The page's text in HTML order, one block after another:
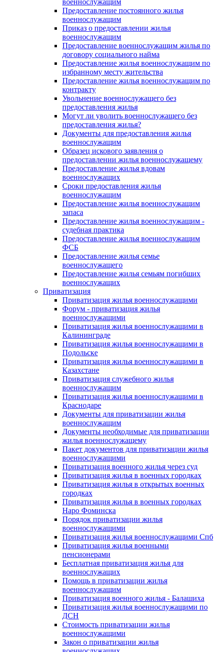
военнослужащим
Предоставление постоянного жилья
военнослужащим
Приказ о предоставлении жилья
военнослужащим
Предоставление военнослужащим жилья по
договору социального найма
Предоставление жилья военнослужащим по
избранному месту жительства
Предоставление жилья военнослужащим по
контракту
Увольнение военнослужащего без
предоставления жилья
Могут ли уволить военнослужащего без
предоставления жилья?
Документы для предоставления жилья
военнослужащим
Образец искового заявления о
предоставлении жилья военнослужащему
Предоставление жилья вдовам
военнослужащих
Сроки предоставления жилья
военнослужащим
Предоставление жилья военнослужащим
запаса
Предоставление жилья военнослужащим -
судебная практика
Предоставление жилья военнослужащим
ФСБ
Предоставление жилья семье
военнослужащего
Предоставление жилья семьям погибших
военнослужащих
Приватизация
Приватизация жилья военнослужащими
Форум - приватизация жилья
военнослужащими
Приватизация жилья военнослужащими в
Калининграде
Приватизация жилья военнослужащими в
Подольске
Приватизация жилья военнослужащими в
Казахстане
Приватизация служебного жилья
военнослужащим
Приватизация жилья военнослужащими в
Краснодаре
Документы для приватизации жилья
военнослужащим
Документы необходимые для приватизации
жилья военнослужащему
Пакет документов для приватизации жилья
военнослужащими
Приватизация военного жилья через суд
Приватизация жилья в военных городках
Приватизация жилья в открытых военных
городках
Приватизация жилья в военных городках
Наро Фоминска
Порядок приватизации жилья
военнослужащими
Приватизация жилья военнослужащими Спб
Приватизация жилья военными
пенсионерами
Бесплатная приватизация жилья для
военнослужащих
Помощь в приватизации жилья
военнослужащим
Приватизация военного жилья - Балашиха
Приватизация жилья военнослужащими по
ДСН
Стоимость приватизации жилья
военнослужащими
Закон о приватизации жилья